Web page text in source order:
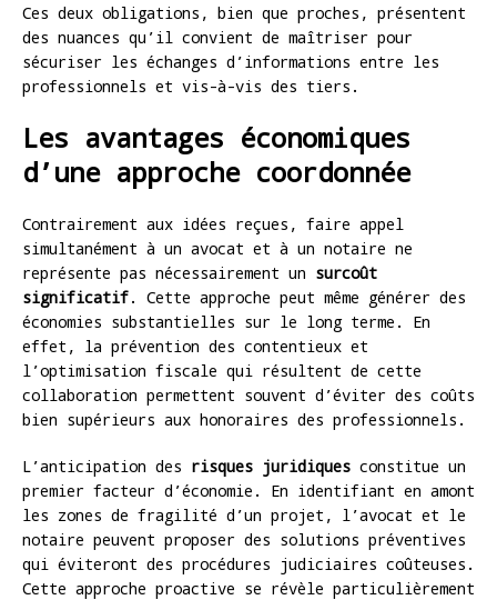
Ces deux obligations, bien que proches, présentent
des nuances qu’il convient de maîtriser pour
sécuriser les échanges d’informations entre les
professionnels et vis-à-vis des tiers.
Les avantages économiques
d’une approche coordonnée
Contrairement aux idées reçues, faire appel
simultanément à un avocat et à un notaire ne
représente pas nécessairement un surcoût
significatif. Cette approche peut même générer des
économies substantielles sur le long terme. En
effet, la prévention des contentieux et
l’optimisation fiscale qui résultent de cette
collaboration permettent souvent d’éviter des coûts
bien supérieurs aux honoraires des professionnels.
L’anticipation des risques juridiques constitue un
premier facteur d’économie. En identifiant en amont
les zones de fragilité d’un projet, l’avocat et le
notaire peuvent proposer des solutions préventives
qui éviteront des procédures judiciaires coûteuses.
Cette approche proactive se révèle particulièrement